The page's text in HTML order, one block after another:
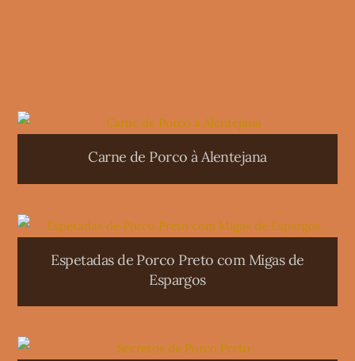
Carne de Porco à Alentejana
Espetadas de Porco Preto com Migas de
Espargos